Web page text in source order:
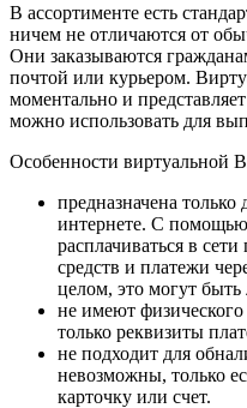
В ассортименте есть
ничем не отличаются от
Они заказываются
почтой или курьером.
моментально и
можно использовать для
Особенности виртуальной
предназначена
интернете. С
расплачиваться в
средств и платежи
целом, это могут
не имеют
только реквизиты
не подходит для
невозможны, только
карточку или счет.